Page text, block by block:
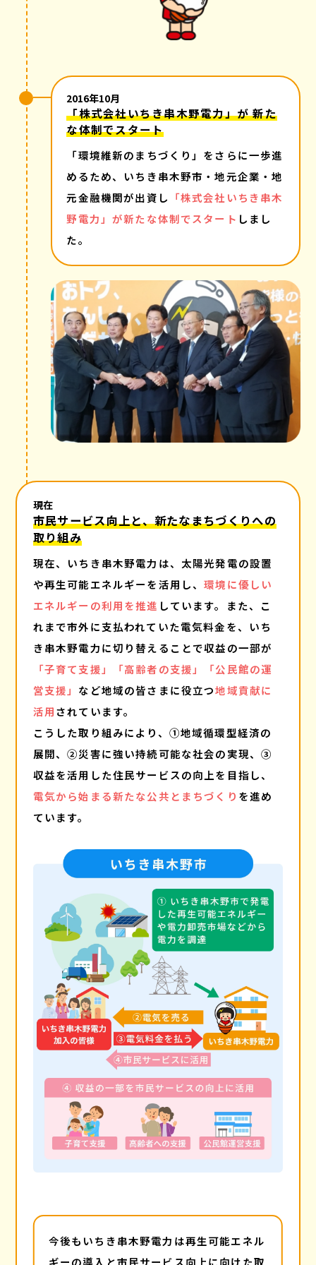
2016年10月
「株式会社いちき串木野電力」が 新た
な体制でスタート
「環境維新のまちづくり」をさらに一歩進
めるため、いちき串木野市・地元企業・地
元金融機関が出資し 「株式会社いちき串木
野電力」が新たな体制でスタート しまし
た。
現在
市民サービス向上と、新たなまちづくりへの
取り組み
現在、いちき串木野電力は、太陽光発電の設置
や再生可能エネルギーを活用し、環境に優しい
エネルギーの利用を推進 しています。また、こ
れまで市外に支払われていた電気料金を、いち
き串木野電力に切り替えることで収益の一部が
「子育て支援」「高齢者の支援」「公民館の運
営支援」 など地域の皆さまに役立つ地域貢献に
活用されています。
こうした取り組みにより、①地域循環型経済の
展開、②災害に強い持続可能な社会の実現、③
収益を活用した住民サービスの向上を目指し、
電気から始まる新たな公共とまちづくり を進め
ています。
今後もいちき串木野電力は再生可能エネル
ギーの導入と市民サービス向上に向けた取